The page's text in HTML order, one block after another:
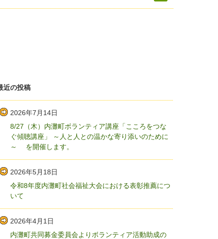
近の投稿
2026年7月14日
8/27（木）内灘町ボランティア講座「こころをつな
ぐ傾聴講座」 ～人と人との温かな寄り添いのために
～ を開催します。
2026年5月18日
令和8年度内灘町社会福祉大会における表彰推薦につ
いて
2026年4月1日
内灘町共同募金委員会よりボランティア活動助成の